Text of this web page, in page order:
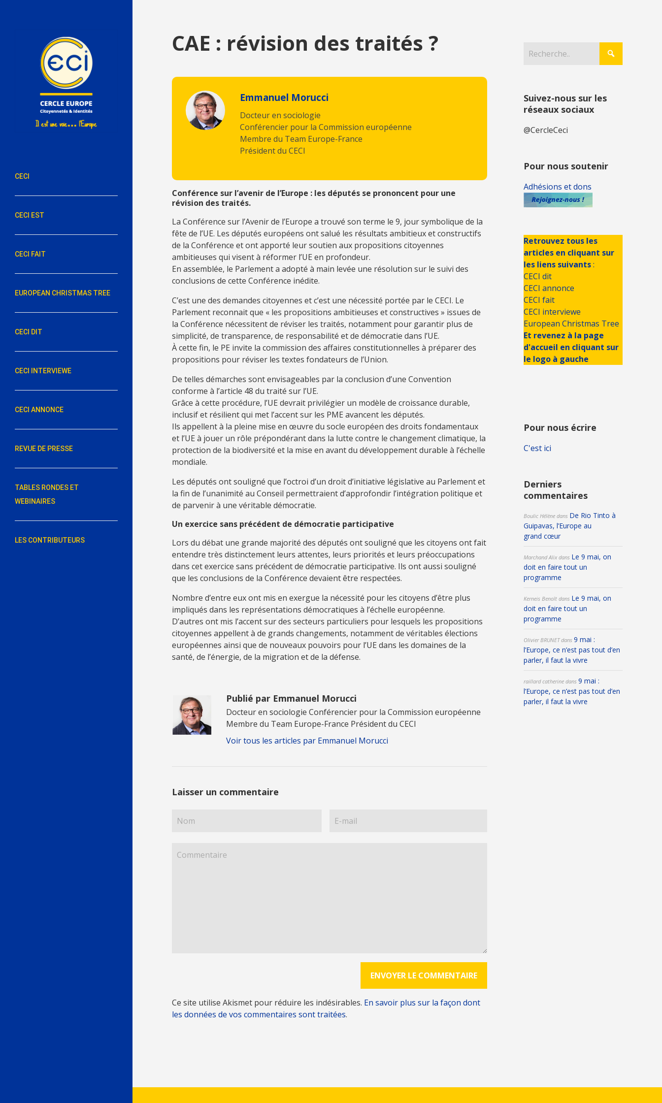
CECI
CECI EST
CECI FAIT
EUROPEAN CHRISTMAS TREE
CECI DIT
CECI INTERVIEWE
CECI ANNONCE
REVUE DE PRESSE
TABLES RONDES ET
WEBINAIRES
LES CONTRIBUTEURS
CAE : révision des traités ?
Emmanuel Morucci
Docteur en sociologie
Conférencier pour la Commission européenne
Membre du Team Europe-France
Président du CECI
Conférence sur l’avenir de l’Europe : les députés se prononcent pour une
révision des traités.
La Conférence sur l’Avenir de l’Europe a trouvé son terme le 9, jour symbolique de la
fête de l’UE. Les députés européens ont salué les résultats ambitieux et constructifs
de la Conférence et ont apporté leur soutien aux propositions citoyennes
ambitieuses qui visent à réformer l’UE en profondeur.
En assemblée, le Parlement a adopté à main levée une résolution sur le suivi des
conclusions de cette Conférence inédite.
C’est une des demandes citoyennes et c’est une nécessité portée par le CECI. Le
Parlement reconnait que « les propositions ambitieuses et constructives » issues de
la Conférence nécessitent de réviser les traités, notamment pour garantir plus de
simplicité, de transparence, de responsabilité et de démocratie dans l’UE.
À cette fin, le PE invite la commission des affaires constitutionnelles à préparer des
propositions pour réviser les textes fondateurs de l’Union.
De telles démarches sont envisageables par la conclusion d’une Convention
conforme à l’article 48 du traité sur l’UE.
Grâce à cette procédure, l’UE devrait privilégier un modèle de croissance durable,
inclusif et résilient qui met l’accent sur les PME avancent les députés.
Ils appellent à la pleine mise en œuvre du socle européen des droits fondamentaux
et l’UE à jouer un rôle prépondérant dans la lutte contre le changement climatique, la
protection de la biodiversité et la mise en avant du développement durable à l’échelle
mondiale.
Les députés ont souligné que l’octroi d’un droit d’initiative législative au Parlement et
la fin de l’unanimité au Conseil permettraient d’approfondir l’intégration politique et
de parvenir à une véritable démocratie.
Un exercice sans précédent de démocratie participative
Lors du débat une grande majorité des députés ont souligné que les citoyens ont fait
entendre très distinctement leurs attentes, leurs priorités et leurs préoccupations
dans cet exercice sans précédent de démocratie participative. Ils ont aussi souligné
que les conclusions de la Conférence devaient être respectées.
Nombre d’entre eux ont mis en exergue la nécessité pour les citoyens d’être plus
impliqués dans les représentations démocratiques à l’échelle européenne.
D’autres ont mis l’accent sur des secteurs particuliers pour lesquels les propositions
citoyennes appellent à de grands changements, notamment de véritables élections
européennes ainsi que de nouveaux pouvoirs pour l’UE dans les domaines de la
santé, de l’énergie, de la migration et de la défense.
Publié par Emmanuel Morucci
Docteur en sociologie Conférencier pour la Commission européenne
Membre du Team Europe-France Président du CECI
Voir tous les articles par Emmanuel Morucci
Laisser un commentaire
Ce site utilise Akismet pour réduire les indésirables. En savoir plus sur la façon dont
les données de vos commentaires sont traitées.
Suivez-nous sur les
réseaux sociaux
@CercleCeci
Pour nous soutenir
Adhésions et dons
Retrouvez tous les
articles en cliquant sur
les liens suivants:
CECI dit
CECI annonce
CECI fait
CECI interviewe
European Christmas Tree
Et revenez à la page
d'accueil en cliquant sur
le logo à gauche
Pour nous écrire
C'est ici
Derniers
commentaires
Boulic Hélènedans De Rio Tinto à
Guipavas, l’Europe au
grand cœur
Marchand Alixdans Le 9 mai, on
doit en faire tout un
programme
Kerneis Benoîtdans Le 9 mai, on
doit en faire tout un
programme
Olivier BRUNETdans 9 mai :
l’Europe, ce n’est pas tout d’en
parler, il faut la vivre
raillard catherinedans 9 mai :
l’Europe, ce n’est pas tout d’en
parler, il faut la vivre